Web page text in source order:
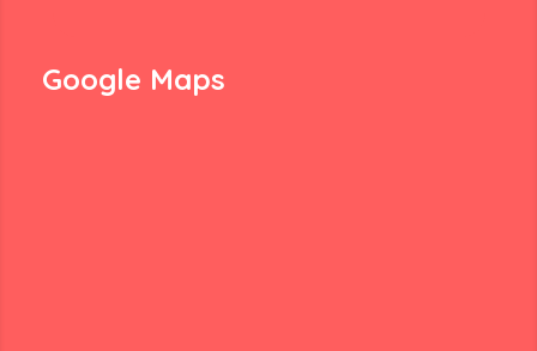
Google Maps